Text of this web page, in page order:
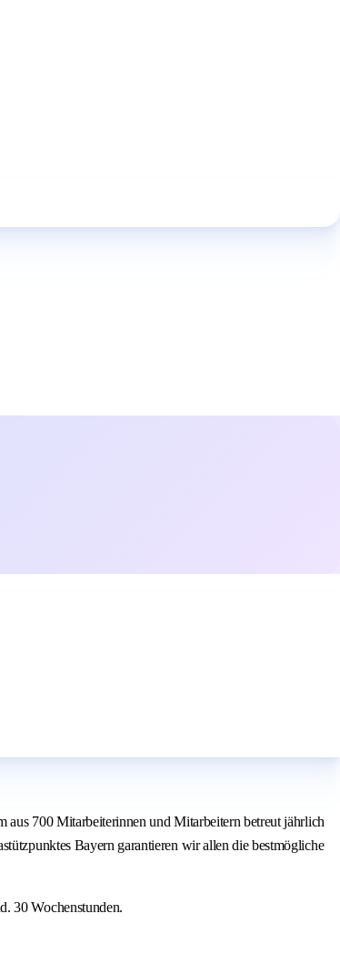
700 Mitarbeiterinnen und Mitarbeitern betreut jährlich
Bayern garantieren wir allen die bestmögliche
30 Wochenstunden.